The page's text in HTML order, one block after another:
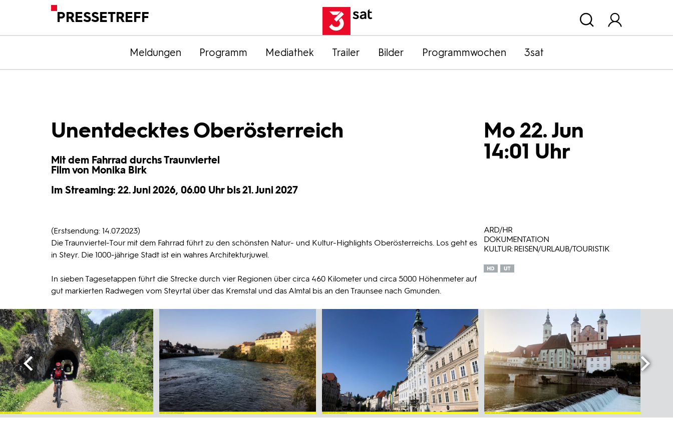
PRESSETREFF
Meldungen Programm Mediathek Trailer Bilder Programmwochen 3sat
Unentdecktes Oberösterreich
Mit dem Fahrrad durchs Traunviertel
Film von Monika Birk
Im Streaming: 22. Juni 2026, 06.00 Uhr bis 21. Juni 2027
Mo 22. Jun
14:01 Uhr
(Erstsendung: 14.07.2023)
Die Traunviertel-Tour mit dem Fahrrad führt zu den schönsten Natur- und Kultur-Highlights Oberösterreichs. Los geht es
in Steyr. Die 1000-jährige Stadt ist ein wahres Architekturjuwel.
In sieben Tagesetappen führt die Strecke durch vier Regionen über circa 460 Kilometer und circa 5000 Höhenmeter auf
gut markierten Radwegen vom Steyrtal über das Kremstal und das Almtal bis an den Traunsee nach Gmunden.
ARD/HR
DOKUMENTATION
KULTUR: REISEN/URLAUB/TOURISTIK